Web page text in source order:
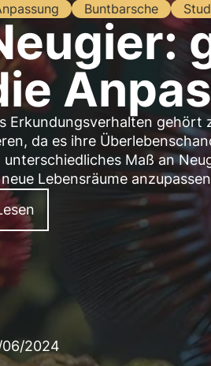
Buntbarsche
Erkundungsverhalten gehört
da es ihre
unterschiedliches Maß an
Lebensräume
06/2024